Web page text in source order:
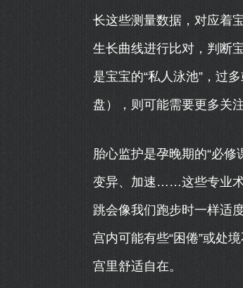
长这些测量数据，对应着
生长曲线进行比对，判断
是宝宝的“私人泳池”，过
盘），则可能需要更多关
胎心监护是孕晚期的“必修
变异、加速……这些专业术
跳会像我们跑步时一样适
宫内可能有些“困倦”或处
宫里舒适自在。